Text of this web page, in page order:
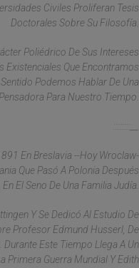
Civiles Proliferan Tesis
Doctorales Sobre Su Filosofía.
Poliédrico De Sus Intereses
Existenciales Que Encontramos
Podemos Hablar De Una
Pensadora Para Nuestro Tiempo.
En Breslavia --Hoy Wroclaw-
Que Pasó A Polonia Después
El Seno De Una Familia Judía.
Y Se Dedicó Al Estudio De
Profesor Edmund Husserl, De
Durante Este Tiempo Llega A Un
Primera Guerra Mundial Y Edith